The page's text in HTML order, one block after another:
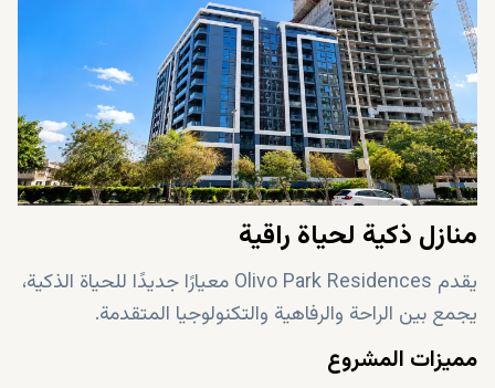
منازل ذكية لحياة راقية
يقدم Olivo Park Residences معيارًا جديدًا للحياة الذكية،
يجمع بين الراحة والرفاهية والتكنولوجيا المتقدمة.
مميزات المشروع